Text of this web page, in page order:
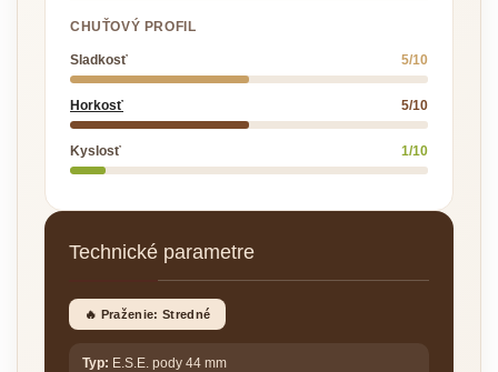
CHUŤOVÝ PROFIL
Sladkosť 5/10
Horkosť 5/10
Kyslosť 1/10
Technické parametre
🔥 Praženie: Stredné
Typ: E.S.E. pody 44 mm